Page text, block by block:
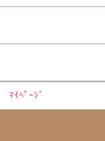
ﾏｲﾍﾟｰｼﾞ